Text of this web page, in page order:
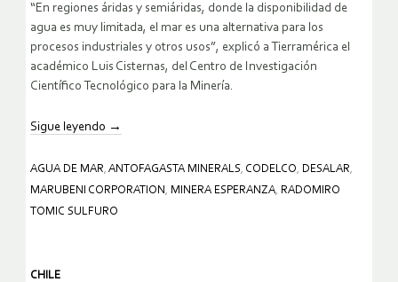
“En regiones áridas y semiáridas, donde la disponibilidad de
agua es muy limitada, el mar es una alternativa para los
procesos industriales y otros usos”, explicó a Tierramérica el
académico Luis Cisternas, del Centro de Investigación
Científico Tecnológico para la Minería.
Sigue leyendo →
AGUA DE MAR, ANTOFAGASTA MINERALS, CODELCO, DESALAR,
MARUBENI CORPORATION , MINERA ESPERANZA, RADOMIRO
TOMIC SULFURO
CHILE